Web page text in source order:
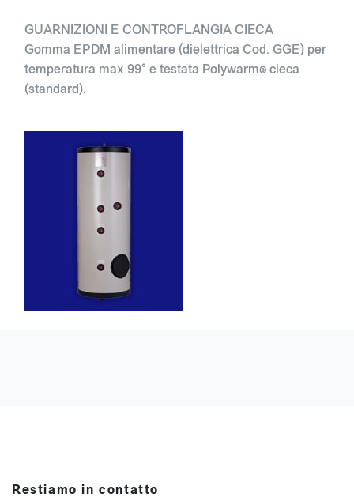
GUARNIZIONI E CONTROFLANGIA CIECA
Gomma EPDM alimentare (dielettrica Cod. GGE) per
temperatura max 99° e testata Polywarm© cieca
(standard).
Restiamo in contatto